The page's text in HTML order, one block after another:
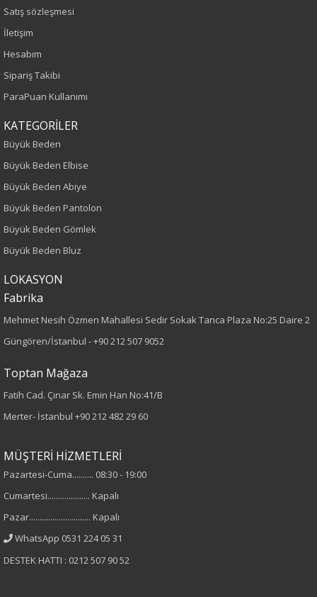
Sezon
İlkbahar-Yaz
Yaş Grubu
Kalıp
Büyük Beden
Boy
75
Dokuma
Düz
Kumaş
Cinsiyet
Kadın
Kısa Kol
Satış sözleşmesi
İletişim
Hesabım
Sipariş Takibi
ParaPuan Kullanımı
KATEGORİLER
Büyük Beden
Büyük Beden Elbise
Büyük Beden Abiye
Büyük Beden Pantolon
Büyük Beden Gömlek
Büyük Beden Bluz
LOKASYON
Fabrika
Mehmet Nesih Özmen Mahallesi Sedir Sokak Tanca Plaza No:25 Daire 2
Güngören/İstanbul -+90 212 507 9052
Toptan Mağaza
Fatih Cad. Çınar Sk. Emin Han No:41/B
Merter- İstanbul +90 212 482 29 60
MÜŞTERİ HİZMETLERİ
Pazartesi-Cuma.......... 08:30 - 19:00
Cumartesi.................... Kapalı
Pazar............................. Kapalı
WhatsApp 0531 224 05 31
DESTEK HATTI : 0212 507 90 52